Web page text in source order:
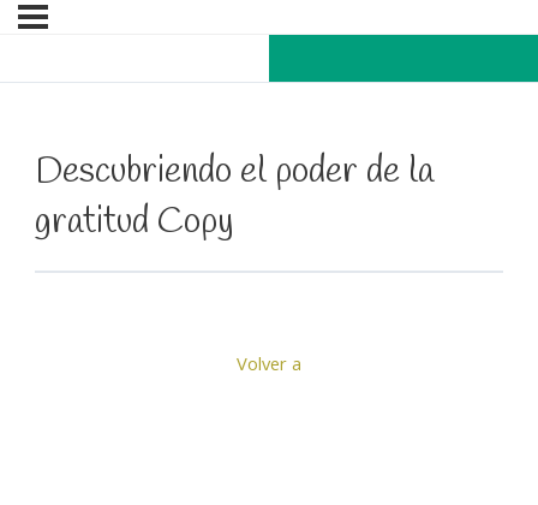
Descubriendo el poder de la
gratitud Copy
Volver a